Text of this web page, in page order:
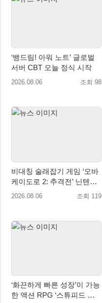
‘뱅드림! 아워 노트’ 글로벌
서버 CBT 오늘 정식 시작
2026.08.06 조회 98
비대칭 술래잡기 게임 ‘오바
케이도로 2: 추격전’ 닌텐도
eShop 출시
2026.08.06 조회 119
‘화끈하게 빠른 성장’이 가능
한 액션 RPG ‘스튜피드 네